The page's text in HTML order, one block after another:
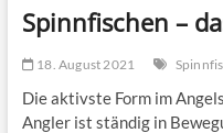
Spinnfischen –
18. August 2021
Die aktivste Form im
Angler ist ständig in